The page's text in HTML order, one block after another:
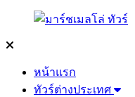
หน้าแรก
ทัวร์ต่างประเทศ